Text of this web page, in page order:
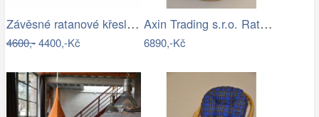
Závěsné ratanové křeslo GOLDIE - světlý…
4600,-4400,-Kč
Axin Trading s.r.o. Ratanové houpací…
6890,-Kč